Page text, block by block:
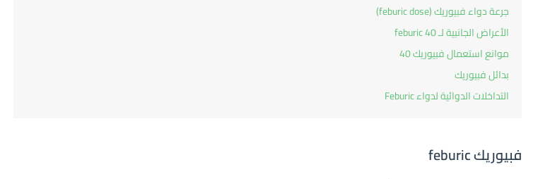
جرعة دواء فبيوريك (feburic dose)
الأعراض الجانبية لـ feburic 40
موانع استعمال فبيوريك 40
بدائل فبيوريك
التداخلات الدوائية لدواء Feburic
فبيوريك feburic